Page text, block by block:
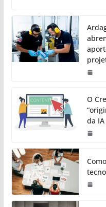
O
da IA